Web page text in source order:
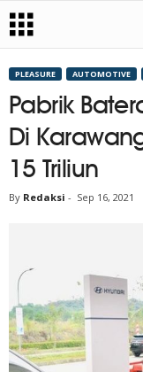
PLEASURE AUTOMOTIVE
Pabrik
Di
15 Triliun
By Redaksi - Sep 16, 2021